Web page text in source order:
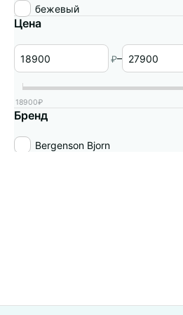
бежевый
Цена
₽–
18900₽
Бренд
Bergenson Bjorn